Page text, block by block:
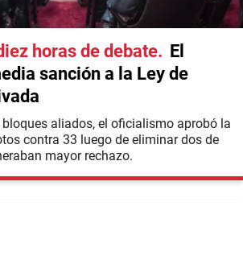
horas de debate
El
sanción a la Ley de
bloques aliados, el oficialismo aprobó la
contra 33 luego de eliminar dos de
mayor rechazo.